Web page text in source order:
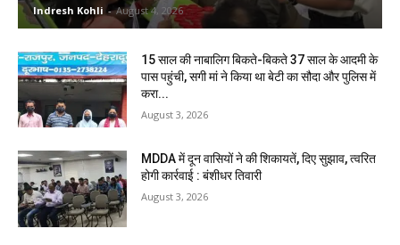
Indresh Kohli - August 4, 2026
15 साल की नाबालिग बिकते-बिकते 37 साल के आदमी के
पास पहुंची, सगी मां ने किया था बेटी का सौदा और पुलिस में
करा...
August 3, 2026
MDDA में दून वासियों ने की शिकायतें, दिए सुझाव, त्वरित
होगी कार्रवाई : बंशीधर तिवारी
August 3, 2026